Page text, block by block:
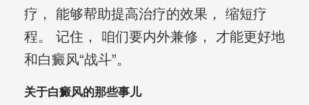
疗， 能够帮助提高治疗的效果， 缩短疗
程。 记住， 咱们要内外兼修， 才能更好地
和白癜风“战斗”。
关于白癜风的那些事儿